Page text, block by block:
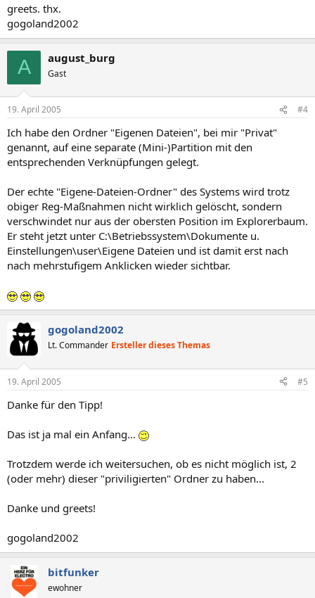
greets. thx.
gogoland2002
A august_burg
Gast
19. April 2005 #4
Ich habe den Ordner "Eigenen Dateien", bei mir "Privat"
genannt, auf eine separate (Mini-)Partition mit den
entsprechenden Verknüpfungen gelegt.
Der echte "Eigene-Dateien-Ordner" des Systems wird trotz
obiger Reg-Maßnahmen nicht wirklich gelöscht, sondern
verschwindet nur aus der obersten Position im Explorerbaum.
Er steht jetzt unter C:\Betriebssystem\Dokumente u.
Einstellungen\user\Eigene Dateien und ist damit erst nach
nach mehrstufigem Anklicken wieder sichtbar.
gogoland2002
Lt. Commander Ersteller dieses Themas
19. April 2005 #5
Danke für den Tipp!
Das ist ja mal ein Anfang...
Trotzdem werde ich weitersuchen, ob es nicht möglich ist, 2
(oder mehr) dieser "priviligierten" Ordner zu haben...
Danke und greets!
gogoland2002
bitfunker
ewohner